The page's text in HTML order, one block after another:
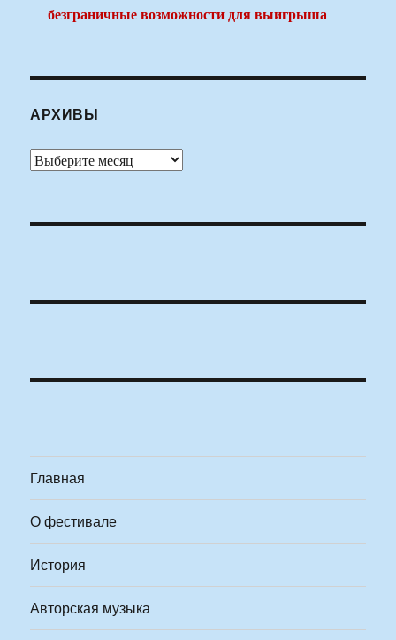
безграничные возможности для выигрыша
АРХИВЫ
Архивы
Главная
О фестивале
История
Авторская музыка